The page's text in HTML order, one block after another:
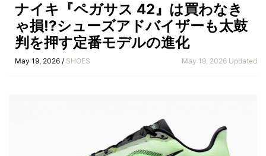
ナイキ『ペガサス 42』は買わなき
ゃ損!?シューズアドバイザーも太鼓
判を押す定番モデルの進化
May 19, 2026 / SHOES May 19, 2026 Updated